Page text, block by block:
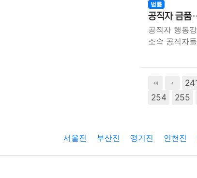
법률
공직자 금품
공직자 행동
소속 공직자
254
255
서울진 부산진 경기진 인천진